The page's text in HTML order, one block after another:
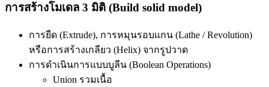
การสร้างโมเดล 3 มิติ (Build solid model)
การยืด (Extrude), การหมุนรอบแกน (Lathe / Revolution)
หรือการสร้างเกลียว (Helix) จากรูปวาด
การดำเนินการแบบบูลีน (Boolean Operations)
Union รวมเนื้อ